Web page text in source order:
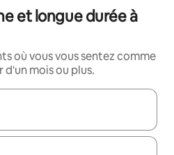
et longue durée à
où vous vous sentez comme
d'un mois ou plus.
utilisez les flèches vers le